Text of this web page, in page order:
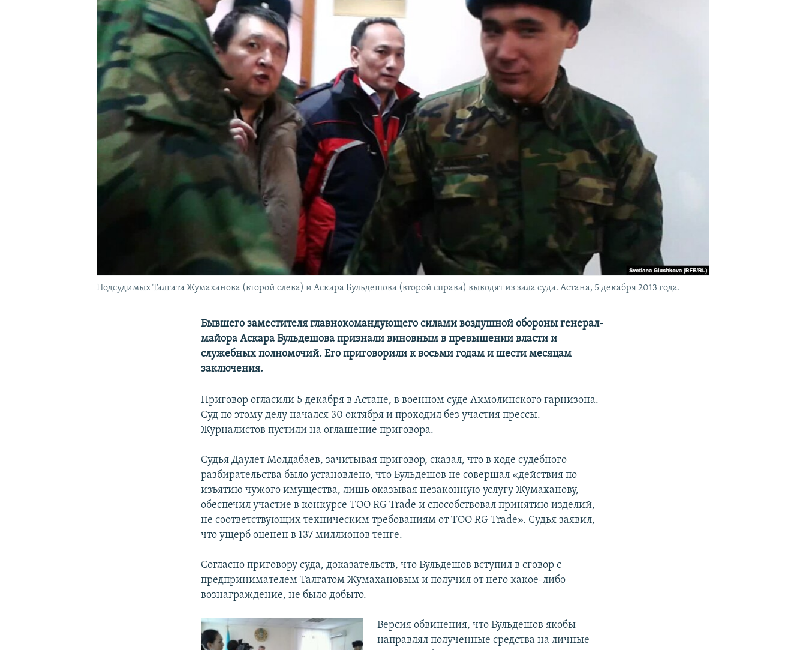
Подсудимых Талгата Жумаханова (второй слева) и Аскара Бульдешова (второй справа) выводят из зала суда. Астана, 5 декабря 2013 года.
Бывшего заместителя главнокомандующего силами воздушной обороны генерал-
майора Аскара Бульдешова признали виновным в превышении власти и
служебных полномочий. Его приговорили к восьми годам и шести месяцам
заключения.
Приговор огласили 5 декабря в Астане, в военном суде Акмолинского гарнизона.
Суд по этому делу начался 30 октября и проходил без участия прессы.
Журналистов пустили на оглашение приговора.
Судья Даулет Молдабаев, зачитывая приговор, сказал, что в ходе судебного
разбирательства было установлено, что Бульдешов не совершал «действия по
изъятию чужого имущества, лишь оказывая незаконную услугу Жумаханову,
обеспечил участие в конкурсе ТОО RG Trade и способствовал принятию изделий,
не соответствующих техническим требованиям от ТОО RG Trade». Судья заявил,
что ущерб оценен в 137 миллионов тенге.
Согласно приговору суда, доказательств, что Бульдешов вступил в сговор с
предпринимателем Талгатом Жумахановым и получил от него какое-либо
вознаграждение, не было добыто.
Версия обвинения, что Бульдешов якобы
направлял полученные средства на личные